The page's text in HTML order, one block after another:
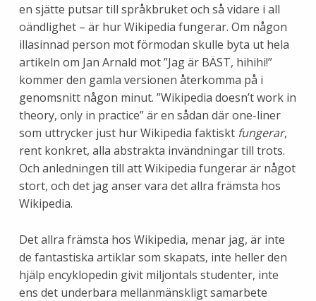
en sjätte putsar till språkbruket och så vidare i all
oändlighet – är hur Wikipedia fungerar. Om någon
illasinnad person mot förmodan skulle byta ut hela
artikeln om Jan Arnald mot ”Jag är BÄST, hihihi!”
kommer den gamla versionen återkomma på i
genomsnitt någon minut. ”Wikipedia doesn’t work in
theory, only in practice” är en sådan där one-liner
som uttrycker just hur Wikipedia faktiskt fungerar,
rent konkret, alla abstrakta invändningar till trots.
Och anledningen till att Wikipedia fungerar är något
stort, och det jag anser vara det allra främsta hos
Wikipedia.
Det allra främsta hos Wikipedia, menar jag, är inte
de fantastiska artiklar som skapats, inte heller den
hjälp encyklopedin givit miljontals studenter, inte
ens det underbara mellanmänskligt samarbete